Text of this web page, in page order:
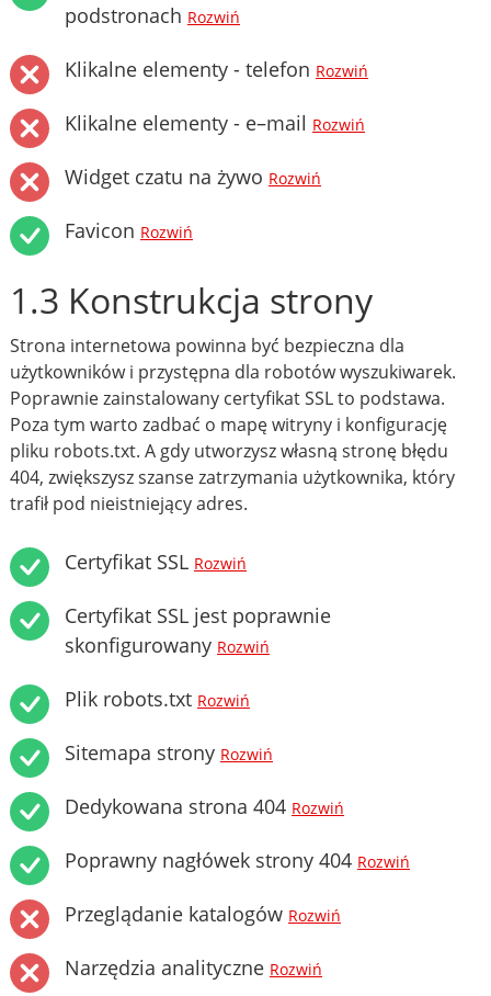
podstronach Rozwiń
Klikalne elementy - telefon Rozwiń
Klikalne elementy - e–mail Rozwiń
Widget czatu na żywo Rozwiń
Favicon Rozwiń
1.3 Konstrukcja strony
Strona internetowa powinna być bezpieczna dla
użytkowników i przystępna dla robotów wyszukiwarek.
Poprawnie zainstalowany certyfikat SSL to podstawa.
Poza tym warto zadbać o mapę witryny i konfigurację
pliku robots.txt. A gdy utworzysz własną stronę błędu
404, zwiększysz szanse zatrzymania użytkownika, który
trafił pod nieistniejący adres.
Certyfikat SSL Rozwiń
Certyfikat SSL jest poprawnie
skonfigurowany Rozwiń
Plik robots.txt Rozwiń
Sitemapa strony Rozwiń
Dedykowana strona 404 Rozwiń
Poprawny nagłówek strony 404 Rozwiń
Przeglądanie katalogów Rozwiń
Narzędzia analityczne Rozwiń